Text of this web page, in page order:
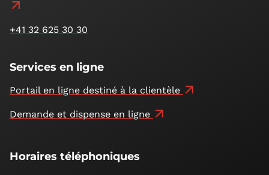
+41 32 625 30 30
Services en ligne
Portail en ligne destiné à la clientèle
Demande et dispense en ligne
Horaires téléphoniques